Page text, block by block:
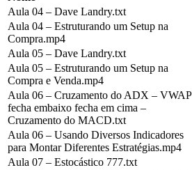
Aula 04 – Dave Landry.txt
Aula 04 – Estruturando um Setup na
Compra.mp4
Aula 05 – Dave Landry.txt
Aula 05 – Estruturando um Setup na
Compra e Venda.mp4
Aula 06 – Cruzamento do ADX – VWAP
fecha embaixo fecha em cima –
Cruzamento do MACD.txt
Aula 06 – Usando Diversos Indicadores
para Montar Diferentes Estratégias.mp4
Aula 07 – Estocástico 777.txt